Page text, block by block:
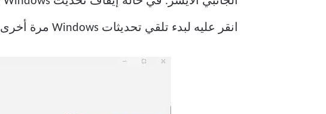
انقر عليه لبدء تلقي تحديثات Windows مرة أخرى.